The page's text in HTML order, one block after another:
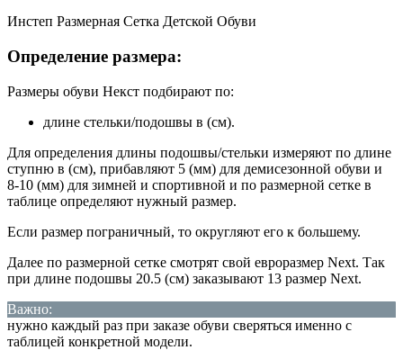
Инстеп Размерная Сетка Детской Обуви
Определение размера:
Размеры обуви Некст подбирают по:
длине стельки/подошвы в (см).
Для определения длины подошвы/стельки измеряют по длине
ступню в (см), прибавляют 5 (мм) для демисезонной обуви и
8-10 (мм) для зимней и спортивной и по размерной сетке в
таблице определяют нужный размер.
Если размер пограничный, то округляют его к большему.
Далее по размерной сетке смотрят свой евроразмер Next. Так
при длине подошвы 20.5 (см) заказывают 13 размер Next.
Важно:
нужно каждый раз при заказе обуви сверяться именно с
таблицей конкретной модели.